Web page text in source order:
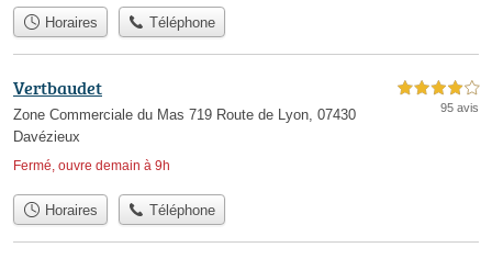
Horaires Téléphone
Vertbaudet
Zone Commerciale du Mas 719 Route de Lyon, 07430
Davézieux
Fermé, ouvre demain à 9h
4,0 étoiles sur 5
95 avis
Horaires Téléphone